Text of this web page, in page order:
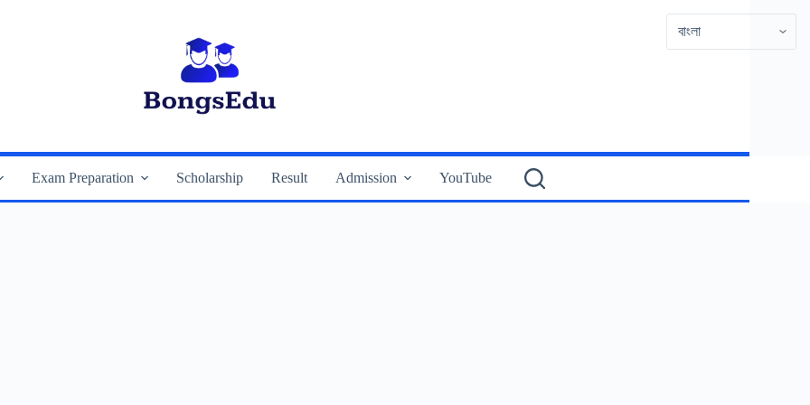
Exam Preparation Scholarship Result Admission YouTube